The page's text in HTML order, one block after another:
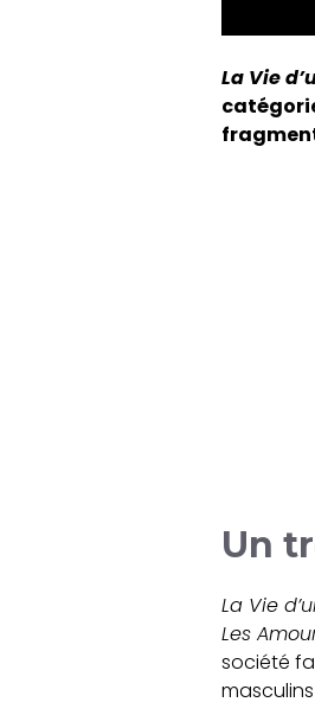
La Vie
Un
La Vie
Les
société